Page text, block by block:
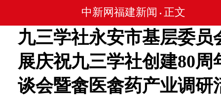
中新网福建新闻 • 正文
九三学社永安市基层委员
展庆祝九三学社创建80周
谈会暨畲医畲药产业调研